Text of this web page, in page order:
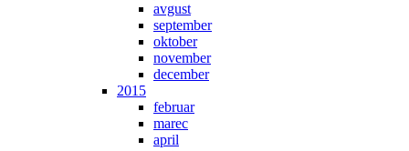
avgust
september
oktober
november
december
2015
februar
marec
april